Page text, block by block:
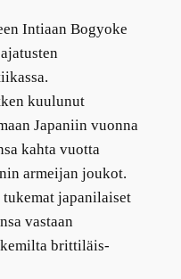
Intiaan Bogyoke
kuulunut
Japaniin vuonna
kahta vuotta
armeijan joukot.
japanilaiset
vastaan
brittiläis-